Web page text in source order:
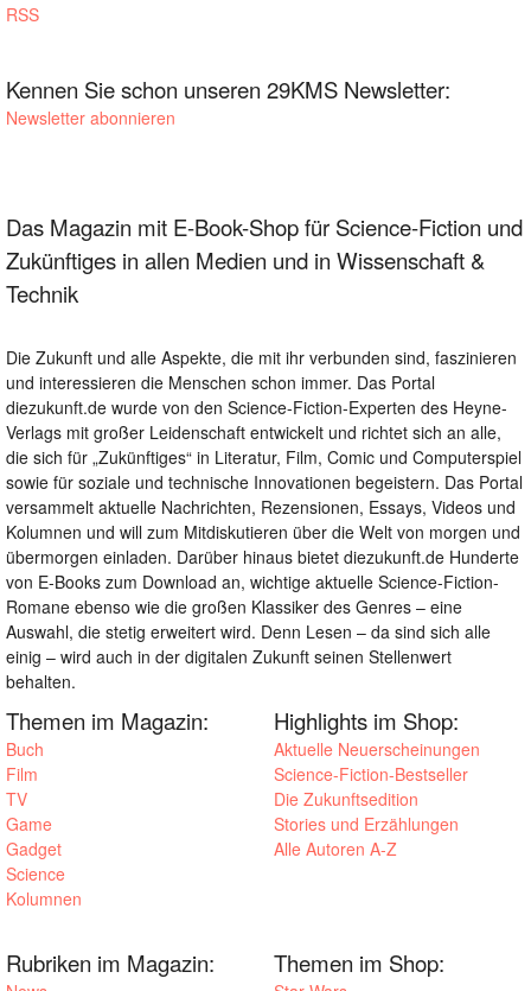
RSS
Kennen Sie schon unseren 29KMS Newsletter:
Newsletter abonnieren
Das Magazin mit E-Book-Shop für Science-Fiction und
Zukünftiges in allen Medien und in Wissenschaft &
Technik
Die Zukunft und alle Aspekte, die mit ihr verbunden sind, faszinieren
und interessieren die Menschen schon immer. Das Portal
diezukunft.de wurde von den Science-Fiction-Experten des Heyne-
Verlags mit großer Leidenschaft entwickelt und richtet sich an alle,
die sich für „Zukünftiges“ in Literatur, Film, Comic und Computerspiel
sowie für soziale und technische Innovationen begeistern. Das Portal
versammelt aktuelle Nachrichten, Rezensionen, Essays, Videos und
Kolumnen und will zum Mitdiskutieren über die Welt von morgen und
übermorgen einladen. Darüber hinaus bietet diezukunft.de Hunderte
von E-Books zum Download an, wichtige aktuelle Science-Fiction-
Romane ebenso wie die großen Klassiker des Genres – eine
Auswahl, die stetig erweitert wird. Denn Lesen – da sind sich alle
einig – wird auch in der digitalen Zukunft seinen Stellenwert
behalten.
Themen im Magazin:
Buch
Film
TV
Game
Gadget
Science
Kolumnen
Highlights im Shop:
Aktuelle Neuerscheinungen
Science-Fiction-Bestseller
Die Zukunftsedition
Stories und Erzählungen
Alle Autoren A-Z
Rubriken im Magazin: Themen im Shop: